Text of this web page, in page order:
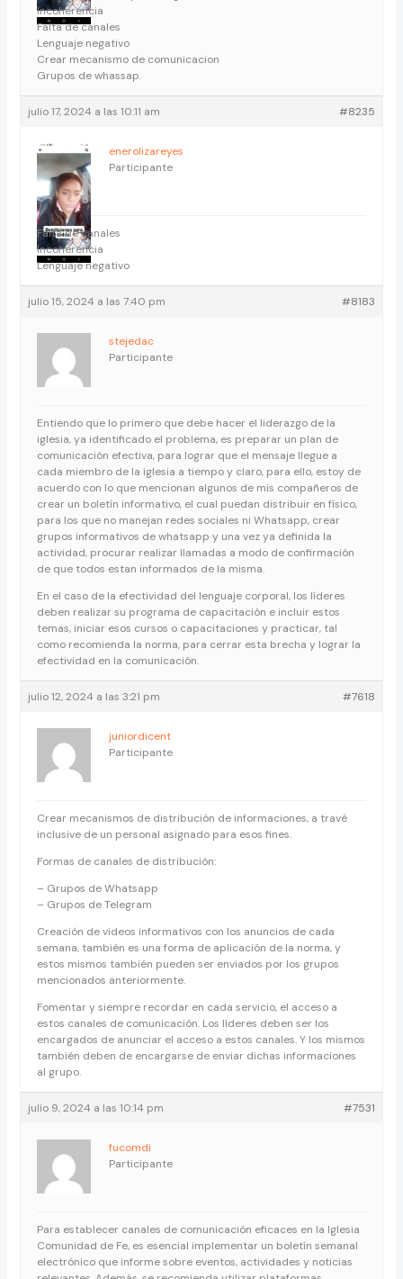
Incoherencia
Falta de canales
Lenguaje negativo
Crear mecanismo de comunicacion
Grupos de whassap.
julio 17, 2024 a las 10:11 am #8235
enerolizareyes
Participante
Falta de canales
Incoherencia
Lenguaje negativo
julio 15, 2024 a las 7:40 pm #8183
stejedac
Participante
Entiendo que lo primero que debe hacer el liderazgo de la
iglesia, ya identificado el problema, es preparar un plan de
comunicación efectiva, para lograr que el mensaje llegue a
cada miembro de la iglesia a tiempo y claro, para ello, estoy de
acuerdo con lo que mencionan algunos de mis compañeros de
crear un boletín informativo, el cual puedan distribuir en físico,
para los que no manejan redes sociales ni Whatsapp, crear
grupos informativos de whatsapp y una vez ya definida la
actividad, procurar realizar llamadas a modo de confirmación
de que todos estan informados de la misma.
En el caso de la efectividad del lenguaje corporal, los líderes
deben realizar su programa de capacitación e incluir estos
temas, iniciar esos cursos o capacitaciones y practicar, tal
como recomienda la norma, para cerrar esta brecha y lograr la
efectividad en la comunicación.
julio 12, 2024 a las 3:21 pm #7618
juniordicent
Participante
Crear mecanismos de distribución de informaciones, a travé
inclusive de un personal asignado para esos fines.
Formas de canales de distribución:
– Grupos de Whatsapp
– Grupos de Telegram
Creación de videos informativos con los anuncios de cada
semana, también es una forma de aplicación de la norma, y
estos mismos también pueden ser enviados por los grupos
mencionados anteriormente.
Fomentar y siempre recordar en cada servicio, el acceso a
estos canales de comunicación. Los líderes deben ser los
encargados de anunciar el acceso a estos canales. Y los mismos
también deben de encargarse de enviar dichas informaciones
al grupo.
julio 9, 2024 a las 10:14 pm #7531
fucomdi
Participante
Para establecer canales de comunicación eficaces en la Iglesia
Comunidad de Fe, es esencial implementar un boletín semanal
electrónico que informe sobre eventos, actividades y noticias